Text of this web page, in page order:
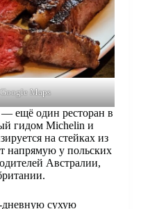
Maps
ещё один ресторан в
гидом Michelin и
на стейках из
напрямую у польских
Австралии,
сухую